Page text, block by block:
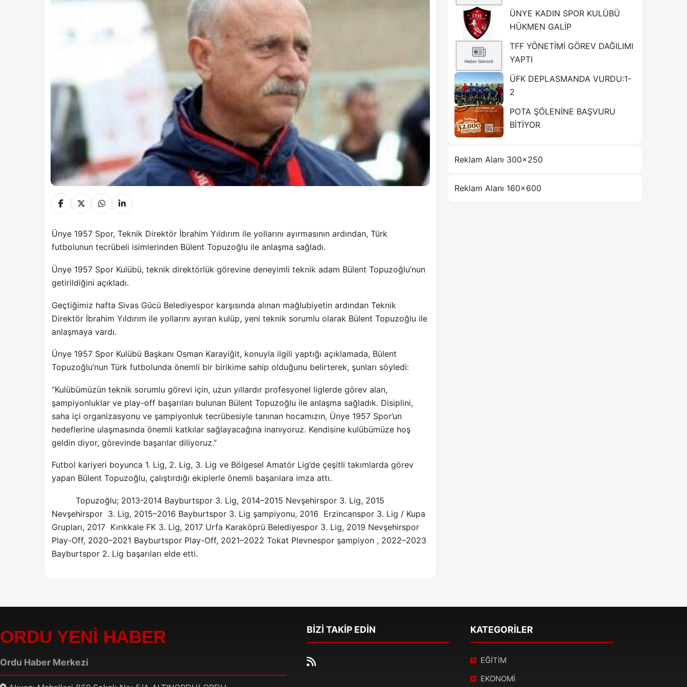
Ünye 1957 Spor, Teknik Direktör İbrahim Yıldırım ile yollarını ayırmasının ardından, Türk
futbolunun tecrübeli isimlerinden Bülent Topuzoğlu ile anlaşma sağladı.
Ünye 1957 Spor Kulübü, teknik direktörlük görevine deneyimli teknik adam Bülent Topuzoğlu’nun
getirildiğini açıkladı.
Geçtiğimiz hafta Sivas Gücü Belediyespor karşısında alınan mağlubiyetin ardından Teknik
Direktör İbrahim Yıldırım ile yollarını ayıran kulüp, yeni teknik sorumlu olarak Bülent Topuzoğlu ile
anlaşmaya vardı.
Ünye 1957 Spor Kulübü Başkanı Osman Karayiğit, konuyla ilgili yaptığı açıklamada, Bülent
Topuzoğlu’nun Türk futbolunda önemli bir birikime sahip olduğunu belirterek, şunları söyledi:
“Kulübümüzün teknik sorumlu görevi için, uzun yıllardır profesyonel liglerde görev alan,
şampiyonluklar ve play-off başarıları bulunan Bülent Topuzoğlu ile anlaşma sağladık. Disiplini,
saha içi organizasyonu ve şampiyonluk tecrübesiyle tanınan hocamızın, Ünye 1957 Spor’un
hedeflerine ulaşmasında önemli katkılar sağlayacağına inanıyoruz. Kendisine kulübümüze hoş
geldin diyor, görevinde başarılar diliyoruz.”
Futbol kariyeri boyunca 1. Lig, 2. Lig, 3. Lig ve Bölgesel Amatör Lig’de çeşitli takımlarda görev
yapan Bülent Topuzoğlu, çalıştırdığı ekiplerle önemli başarılara imza attı.
Topuzoğlu; 2013-2014 Bayburtspor 3. Lig, 2014–2015 Nevşehirspor 3. Lig, 2015
Nevşehirspor 3. Lig, 2015–2016 Bayburtspor 3. Lig şampiyonu, 2016 Erzincanspor 3. Lig / Kupa
Grupları, 2017 Kırıkkale FK 3. Lig, 2017 Urfa Karaköprü Belediyespor 3. Lig, 2019 Nevşehirspor
Play-Off, 2020–2021 Bayburtspor Play-Off, 2021–2022 Tokat Plevnespor şampiyon , 2022–2023
Bayburtspor 2. Lig başarıları elde etti.
ÜNYE KADIN SPOR KULÜBÜ
HÜKMEN GALİP
TFF YÖNETİMİ GÖREV DAĞILIMI
YAPTI
ÜFK DEPLASMANDA VURDU:1-
2
POTA ŞÖLENİNE BAŞVURU
BİTİYOR
Reklam Alanı 300×250
Reklam Alanı 160×600
ORDU YENİ HABER
Ordu Haber Merkezi
BİZİ TAKİP EDİN KATEGORİLER
EĞİTİM
EKONOMİ